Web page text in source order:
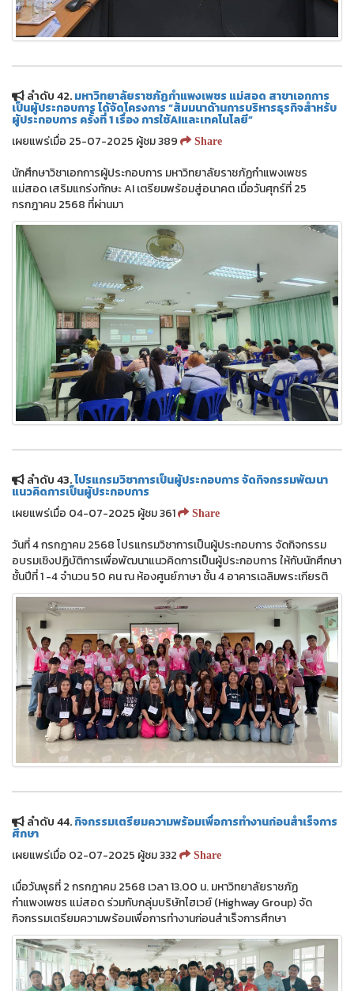
ลำดับ 42.มหาวิทยาลัยราชภัฏกำแพงเพชร แม่สอด สาขาเอกการ
เป็นผู้ประกอบการ ได้จัดโครงการ “สัมมนาด้านการบริหารธุรกิจสำหรับ
ผู้ประกอบการ ครั้งที่ 1 เรื่อง การใช้AIและเทคโนโลยี”
เผยแพร่เมื่อ 25-07-2025 ผู้ชม 389
Share
นักศึกษาวิชาเอกการผู้ประกอบการ มหาวิทยาลัยราชภัฏกำแพงเพชร
แม่สอด เสริมแกร่งทักษะ AI เตรียมพร้อมสู่อนาคต เมื่อวันศุกร์ที่ 25
กรกฎาคม 2568 ที่ผ่านมา
ลำดับ 43.โปรแกรมวิชาการเป็นผู้ประกอบการ จัดกิจกรรมพัฒนา
แนวคิดการเป็นผู้ประกอบการ
เผยแพร่เมื่อ 04-07-2025 ผู้ชม 361
Share
วันที่ 4 กรกฎาคม 2568 โปรแกรมวิชาการเป็นผู้ประกอบการ จัดกิจกรรม
อบรมเชิงปฏิบัติการเพื่อพัฒนาแนวคิดการเป็นผู้ประกอบการ ให้กับนักศึกษา
ชั้นปีที่ 1 -4 จำนวน 50 คน ณ ห้องศูนย์ภาษา ชั้น 4 อาคารเฉลิมพระเกียรติ
ลำดับ 44.กิจกรรมเตรียมความพร้อมเพื่อการทำงานก่อนสำเร็จการ
ศึกษา
เผยแพร่เมื่อ 02-07-2025 ผู้ชม 332
Share
เมื่อวันพุธที่ 2 กรกฎาคม 2568 เวลา 13.00 น. มหาวิทยาลัยราชภัฏ
กำแพงเพชร แม่สอด ร่วมกับกลุ่มบริษัทไฮเวย์ (Highway Group) จัด
กิจกรรมเตรียมความพร้อมเพื่อการทำงานก่อนสำเร็จการศึกษา